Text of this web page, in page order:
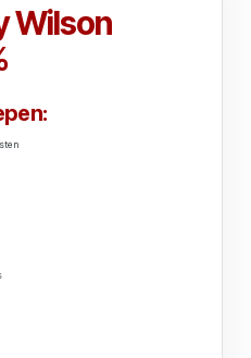
Wilson